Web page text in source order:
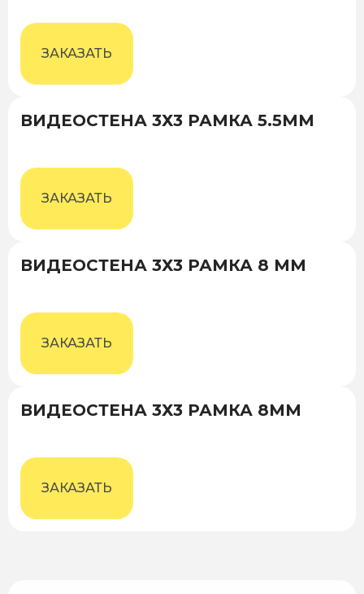
ЗАКАЗАТЬ
ВИДЕОСТЕНА 3Х3 РАМКА 5.5ММ
ЗАКАЗАТЬ
ВИДЕОСТЕНА 3Х3 РАМКА 8 ММ
ЗАКАЗАТЬ
ВИДЕОСТЕНА 3Х3 РАМКА 8ММ
ЗАКАЗАТЬ